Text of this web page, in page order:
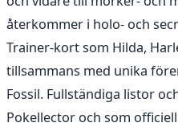
återkommer i holo- och
Trainer-kort som Hilda,
tillsammans med unika
Fossil. Fullständiga listor
Pokellector och som